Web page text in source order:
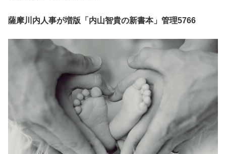
薩摩川内人事が増版「内山智貴の新書本」管理5766